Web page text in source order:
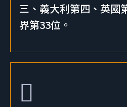
三、義大利第四、英國
界第33位。